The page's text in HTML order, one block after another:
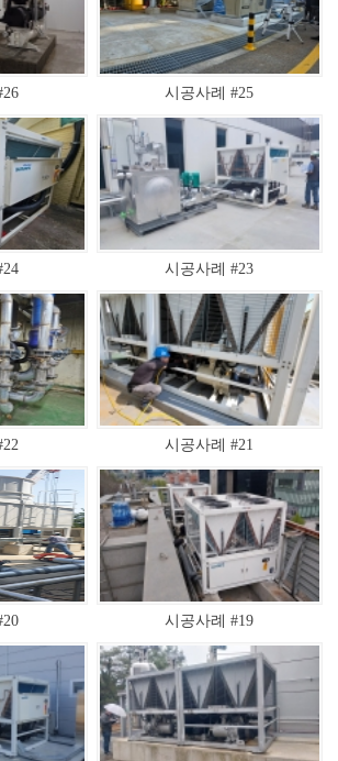
시공사례 #25
시공사례 #23
시공사례 #21
시공사례 #19